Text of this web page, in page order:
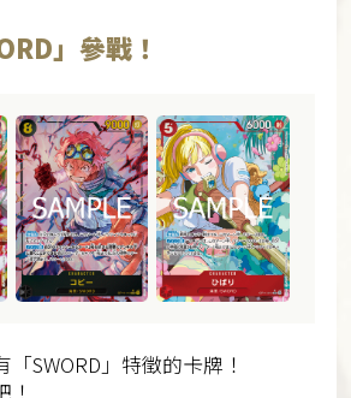
」參戰！
SWORD」特徵的卡牌！